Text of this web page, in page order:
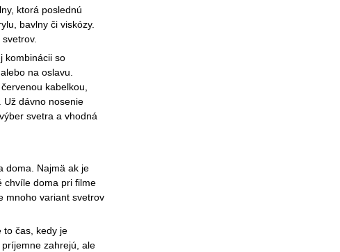
ktorá poslednú
bavlny či viskózy.
kombinácii so
na oslavu.
kabelkou,
dávno nosenie
svetra a vhodná
doma. Najmä ak je
chvíle doma pri filme
mnoho variant svetrov
to čas, kedy je
zahrejú, ale